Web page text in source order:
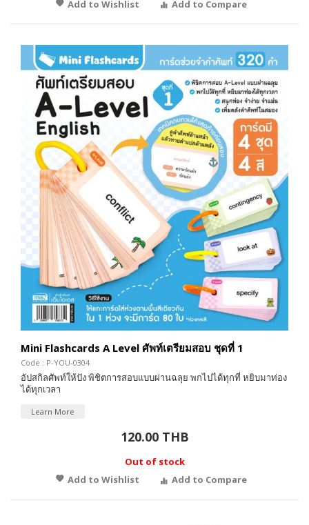
Add to Wishlist Add to Compare
Mini Flashcards A Level ศัพท์เตรียมสอบ ชุดที่ 1
Code : P-YOU-0304
อัปสกิลศัพท์ให้ปัง พิชิตการสอบแบบผ่านฉลุย พกไปได้ทุกที่ หยิบมาท่อง
ได้ทุกเวลา
Learn More
120.00 THB
Out of stock
Add to Wishlist
Add to Compare